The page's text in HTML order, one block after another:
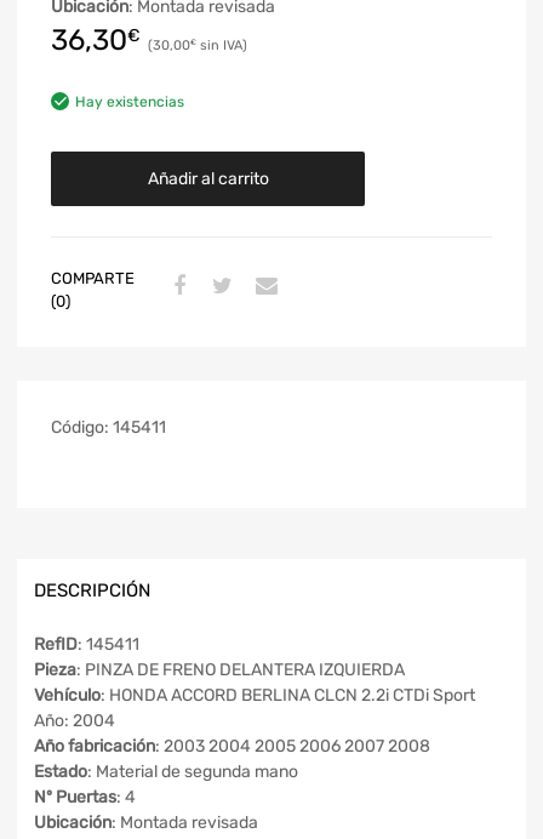
Ubicación: Montada revisada
36,30€ 30,00€
Hay existencias
Añadir al carrito
COMPARTE
(0)
Código: 145411
DESCRIPCIÓN
RefID: 145411
Pieza: PINZA DE FRENO DELANTERA IZQUIERDA
Vehículo: HONDA ACCORD BERLINA CLCN 2.2i CTDi Sport
Año: 2004
Año fabricación: 2003 2004 2005 2006 2007 2008
Estado: Material de segunda mano
Nº Puertas: 4
Ubicación: Montada revisada